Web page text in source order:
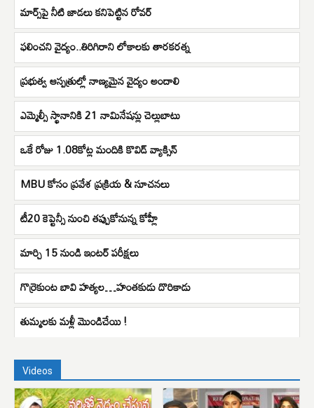
మార్స్‌‌పై నీటి జాడలు కనిపెట్టిన రోవర్
ఫలించని వైద్యం..తిరిగిరాని లోకాలకు తారకరత్న
ప్రభుత్వ ఆస్పత్రుల్లో నాణ్యమైన వైద్యం అందాలి
ఎమ్మెల్సీ స్థానానికి 21 నామినేషన్లు చెల్లుబాటు
ఒకే రోజు 1.08కోట్ల మందికి కొవిడ్ వ్యాక్సిన్
MBU కోసం ప్రవేశ ప్రక్రియ & సూచనలు
టీ20 కెప్టెన్సీ నుంచి తప్పుకోనున్న కోహ్లీ
మార్చి 15 నుండి ఇంటర్ పరీక్షలు
గొర్రెకుంట బావి హత్యల…హంతకుడు దొరికాడు
తుమ్మలకు మళ్లీ మొండిచేయి !
Videos